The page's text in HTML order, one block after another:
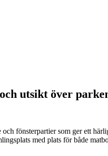
utsikt över
fönsterpartier som ger ett
med plats för både